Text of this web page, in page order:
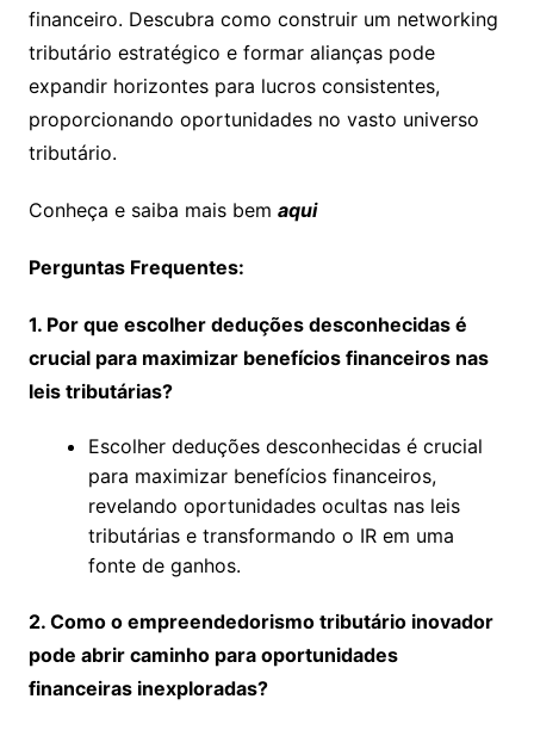
financeiro. Descubra como construir um networking
tributário estratégico e formar alianças pode
expandir horizontes para lucros consistentes,
proporcionando oportunidades no vasto universo
tributário.
Conheça e saiba mais bem aqui
Perguntas Frequentes:
1. Por que escolher deduções desconhecidas é
crucial para maximizar benefícios financeiros nas
leis tributárias?
Escolher deduções desconhecidas é crucial
para maximizar benefícios financeiros,
revelando oportunidades ocultas nas leis
tributárias e transformando o IR em uma
fonte de ganhos.
2. Como o empreendedorismo tributário inovador
pode abrir caminho para oportunidades
financeiras inexploradas?